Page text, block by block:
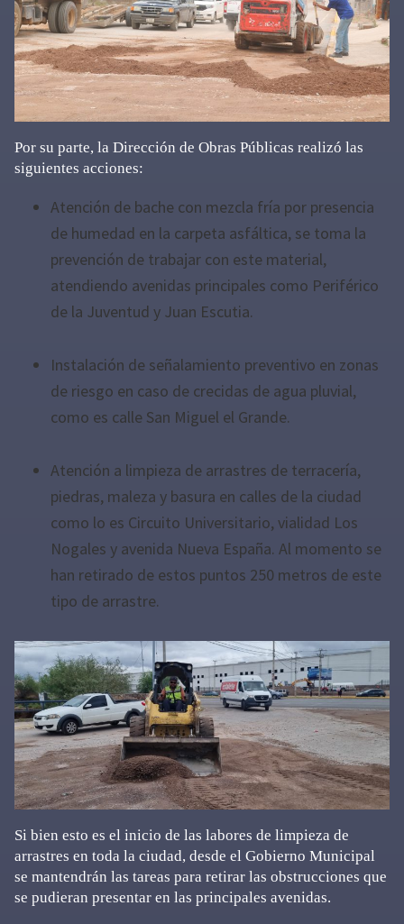
Por su parte, la Dirección de Obras Públicas realizó las
siguientes acciones:
Atención de bache con mezcla fría por presencia
de humedad en la carpeta asfáltica, se toma la
prevención de trabajar con este material,
atendiendo avenidas principales como Periférico
de la Juventud y Juan Escutia.
Instalación de señalamiento preventivo en zonas
de riesgo en caso de crecidas de agua pluvial,
como es calle San Miguel el Grande.
Atención a limpieza de arrastres de terracería,
piedras, maleza y basura en calles de la ciudad
como lo es Circuito Universitario, vialidad Los
Nogales y avenida Nueva España. Al momento se
han retirado de estos puntos 250 metros de este
tipo de arrastre.
Si bien esto es el inicio de las labores de limpieza de
arrastres en toda la ciudad, desde el Gobierno Municipal
se mantendrán las tareas para retirar las obstrucciones que
se pudieran presentar en las principales avenidas.